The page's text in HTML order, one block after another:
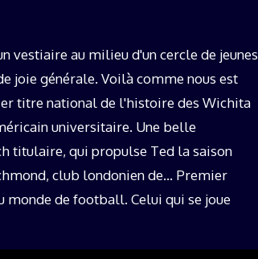
vestiaire au milieu d'un cercle de jeunes
joie générale. Voilà comme nous est
titre national de l'histoire des Wichita
universitaire. Une belle
titulaire, qui propulse Ted la saison
club londonien de… Premier
monde de football. Celui qui se joue